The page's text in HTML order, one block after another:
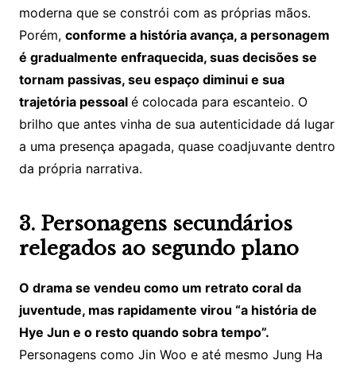
moderna que se constrói com as próprias mãos.
Porém, conforme a história avança, a personagem
é gradualmente enfraquecida, suas decisões se
tornam passivas, seu espaço diminui e sua
trajetória pessoal é colocada para escanteio. O
brilho que antes vinha de sua autenticidade dá lugar
a uma presença apagada, quase coadjuvante dentro
da própria narrativa.
3. Personagens secundários
relegados ao segundo plano
O drama se vendeu como um retrato coral da
juventude, mas rapidamente virou “a história de
Hye Jun e o resto quando sobra tempo”.
Personagens como Jin Woo e até mesmo Jung Ha